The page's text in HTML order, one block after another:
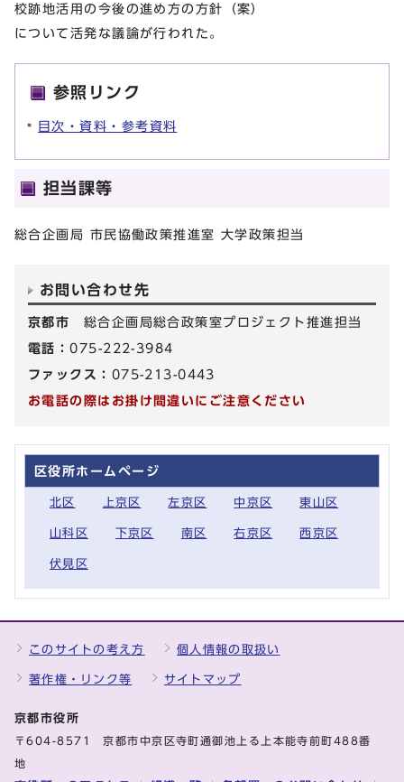
校跡地活用の今後の進め方の方針（案）
について活発な議論が行われた。
参照リンク
目次・資料・参考資料
担当課等
総合企画局 市民協働政策推進室 大学政策担当
お問い合わせ先
京都市 総合企画局総合政策室プロジェクト推進担当
電話：075-222-3984
ファックス： 075-213-0443
お電話の際はお掛け間違いにご注意ください
区役所ホームページ
北区 上京区 左京区 中京区 東山区
山科区 下京区 南区 右京区 西京区
伏見区
このサイトの考え方 個人情報の取扱い
著作権・リンク等 サイトマップ
京都市役所
〒604-8571 京都市中京区寺町通御池上る上本能寺前町488番
地